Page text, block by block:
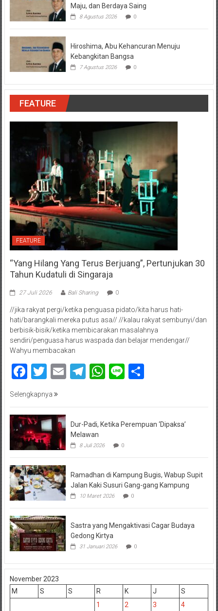
Maju, dan Berdaya Saing
8 Agustus 2026 0
Hiroshima, Abu Kehancuran Menuju
Kebangkitan Bangsa
7 Agustus 2026 0
FEATURE
FEATURE
“Yang Hilang Yang Terus Berjuang”, Pertunjukan 30
Tahun Kudatuli di Singaraja
27 Juli 2026 Bali Sharing 0
//jika rakyat pergi/ketika penguasa pidato/kita harus hati-
hati/barangkali mereka putus asa// //kalau rakyat sembunyi/dan
berbisik-bisik/ketika membicarakan masalahnya
sendiri/penguasa harus waspada dan belajar mendengar//
Wahyu membacakan
Facebook
Twitter
EmailTelegram
WhatsApp
LineShare
Selengkapnya
Dur-Padi, Ketika Perempuan ‘Dipaksa’
Melawan
8 Juli 2026 0
Ramadhan di Kampung Bugis, Wabup Supit
Jalan Kaki Susuri Gang-gang Kampung
10 Maret 2026 0
Sastra yang Mengaktivasi Cagar Budaya
Gedong Kirtya
31 Januari 2026 0
November 2023
M
S S R K J
S
1
2 3 4